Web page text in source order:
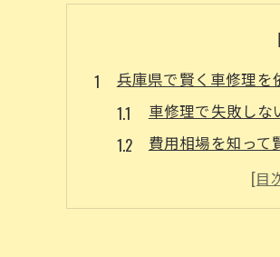
兵庫県で賢く車修理を
車修理で失敗しな
費用相場を知って
地域密着型の車
車のトラブル時に